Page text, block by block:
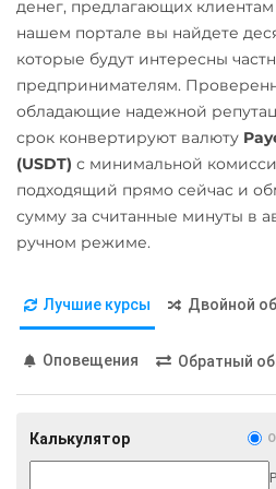
Optimism (OP)
PancakeSwap (CAKE)
Pax Dollar (USDP)
ERC20
Pol (ex-MATIC)
Ravencoin (RVN)
Ripple (XRP)
ERC20 BEP20
Любой банк
USD RUB EUR
UAH
GBP
CNY PLN
VND
AED
GEL MXN
МТС Банк RUB
Открытие RUB
Ощадбанк UAH
Почта Банк RUB
USD EUR
денег, предлагающих
нашем портале вы найдете
которые будут интересны
предпринимателям.
обладающие надежной
срок конвертируют валюту
(USDT) с минимальной
подходящий прямо сейчас и
сумму за считанные минуты в
ручном режиме.
Лучшие курсы Двойной
Оповещения Обратный
Калькулятор